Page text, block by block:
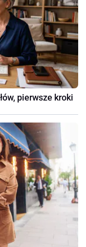
pierwsze kroki